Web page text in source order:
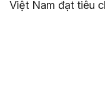
Việt Nam đạt tiêu